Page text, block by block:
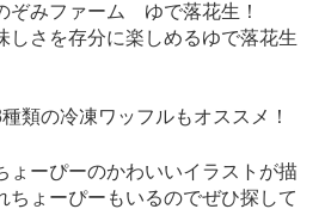
ぞみファーム ゆで落花生！
しさを存分に楽しめるゆで落花生
類の冷凍ワッフルもオススメ！
ょーぴーのかわいいイラストが描
ちょーぴーもいるのでぜひ探して